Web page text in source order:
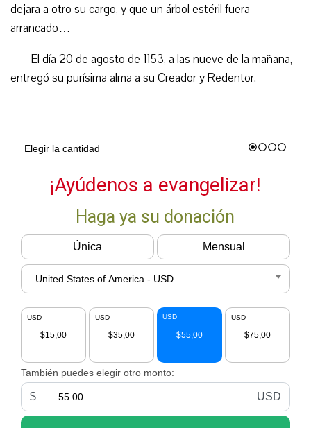
dejara a otro su cargo, y que un árbol estéril fuera
arrancado…
El día 20 de agosto de 1153, a las nueve de la mañana,
entregó su purísima alma a su Creador y Redentor.